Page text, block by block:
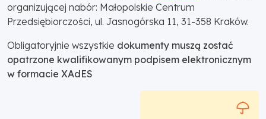
organizującej nabór: Małopolskie Centrum
Przedsiębiorczości, ul. Jasnogórska 11, 31-358 Kraków.
Obligatoryjnie wszystkie dokumenty muszą zostać
opatrzone kwalifikowanym podpisem elektronicznym
w formacie XAdES